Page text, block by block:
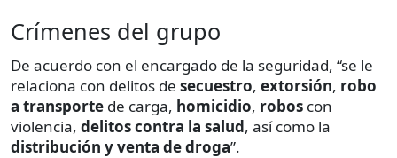
Crímenes del grupo
De acuerdo con el encargado de la seguridad, “se le
relaciona con delitos de secuestro, extorsión, robo
a transporte de carga, homicidio, robos con
violencia, delitos contra la salud, así como la
distribución yventa dedroga”.